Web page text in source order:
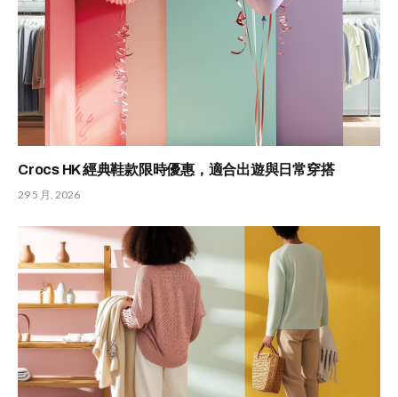
Crocs HK 經典鞋款限時優惠，適合出遊與日常穿搭
29 5 月, 2026